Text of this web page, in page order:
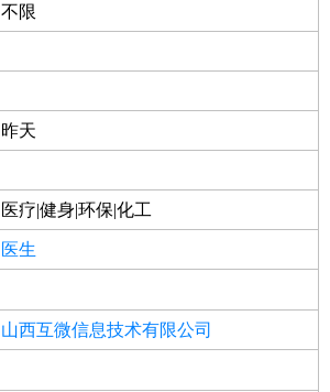
-
不限
昨天
医疗|健身|环保|化工
医疗/护理
医生
山西互微信息技术有限公司